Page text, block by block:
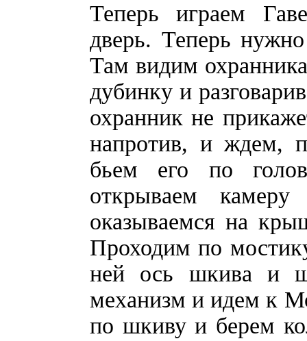
Теперь играем
дверь. Теперь
Там видим
дубинку и
охранник не
напротив, и ждем,
бьем его по
открываем
оказываемся на
Проходим по
ней ось шкива и
механизм и идем к
по шкиву и берем